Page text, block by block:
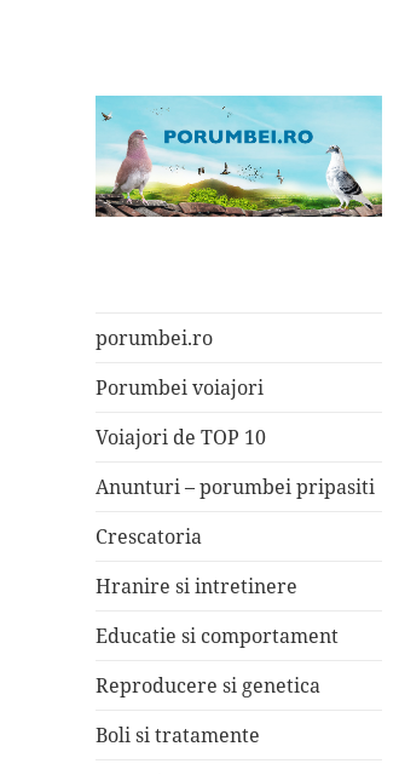
porumbei.ro
Porumbei voiajori
Voiajori de TOP 10
Anunturi – porumbei pripasiti
Crescatoria
Hranire si intretinere
Educatie si comportament
Reproducere si genetica
Boli si tratamente